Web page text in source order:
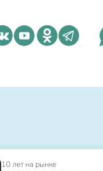
10 лет на рынке